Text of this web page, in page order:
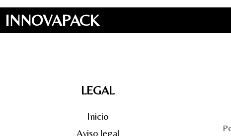
INNOVAPACK
LEGAL
Inicio
Aviso legal